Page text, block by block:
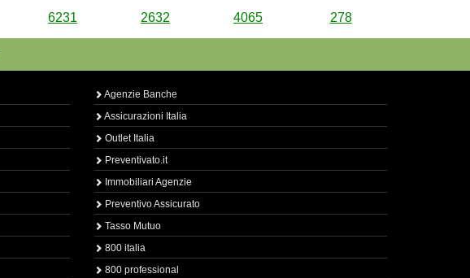
6231 2632 4065 278
Agenzie Banche
Assicurazioni Italia
Outlet Italia
Preventivato.it
Immobiliari Agenzie
Preventivo Assicurato
Tasso Mutuo
800 italia
800 professional